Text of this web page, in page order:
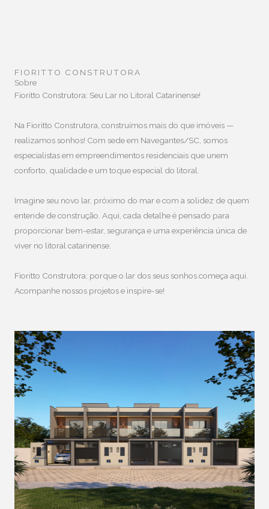
FIORITTO CONSTRUTORA
Sobre
Fioritto Construtora: Seu Lar no Litoral Catarinense!
Na Fioritto Construtora, construímos mais do que imóveis —
realizamos sonhos! Com sede em Navegantes/SC, somos
especialistas em empreendimentos residenciais que unem
conforto, qualidade e um toque especial do litoral.
Imagine seu novo lar, próximo do mar e com a solidez de quem
entende de construção. Aqui, cada detalhe é pensado para
proporcionar bem-estar, segurança e uma experiência única de
viver no litoral catarinense.
Fioritto Construtora: porque o lar dos seus sonhos começa aqui.
Acompanhe nossos projetos e inspire-se!